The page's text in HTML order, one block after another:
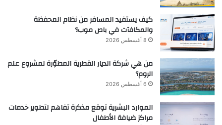
كيف يستفيد المسافر من نظام المحفظة
والمكافآت في باص موب؟
8 أغسطس 2026
من هي شركة الديار القطرية المطوّرة لمشروع علم
الروم؟
6 أغسطس 2026
الموارد البشرية توقع مذكرة تفاهم لتطوير خدمات
مراكز ضيافة الأطفال